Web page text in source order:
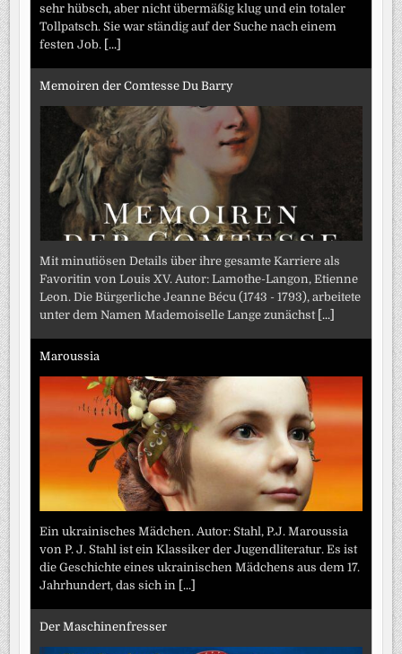
sehr hübsch, aber nicht übermäßig klug und ein totaler
Tollpatsch. Sie war ständig auf der Suche nach einem
festen Job. [...]
Memoiren der Comtesse Du Barry
Mit minutiösen Details über ihre gesamte Karriere als
Favoritin von Louis XV. Autor: Lamothe-Langon, Etienne
Leon. Die Bürgerliche Jeanne Bécu (1743 - 1793), arbeitete
unter dem Namen Mademoiselle Lange zunächst [...]
Maroussia
Ein ukrainisches Mädchen. Autor: Stahl, P.J. Maroussia
von P. J. Stahl ist ein Klassiker der Jugendliteratur. Es ist
die Geschichte eines ukrainischen Mädchens aus dem 17.
Jahrhundert, das sich in [...]
Der Maschinenfresser